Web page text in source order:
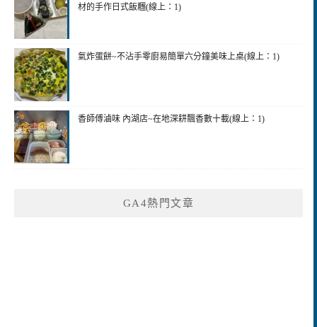
材的手作日式飯糰(線上：1)
氣炸蛋餅~不沾手零廚易簡單六分鐘美味上桌(線上：1)
香師傅滷味 內湖店~在地深耕飄香數十載(線上：1)
GA4熱門文章